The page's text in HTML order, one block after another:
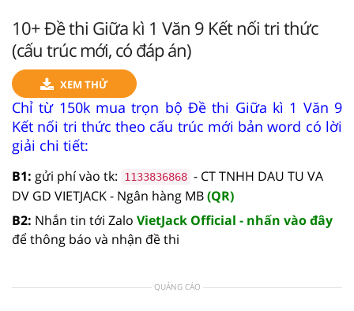
10+ Đề thi Giữa kì 1 Văn 9 Kết nối tri thức
(cấu trúc mới, có đáp án)
XEM THỬ
Chỉ từ 150k mua trọn bộ Đề thi Giữa kì 1 Văn 9
Kết nối tri thức theo cấu trúc mới bản word có lời
giải chi tiết:
B1: gửi phí vào tk: 1133836868 - CT TNHH DAU TU VA
DV GD VIETJACK - Ngân hàng MB(QR)
B2: Nhắn tin tới Zalo VietJack Official - nhấn vào đây
để thông báo và nhận đề thi
QUẢNG CÁO